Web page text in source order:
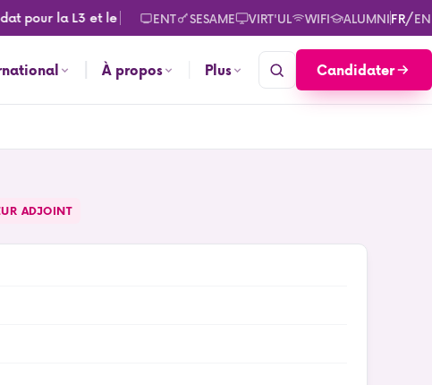
la L3 et le M2. Consultez les calendriers des rentrées pour
ENT SESAME VIRT'UL WIFI ALUMNIFR/EN
À propos Plus Candidater
ADJOINT